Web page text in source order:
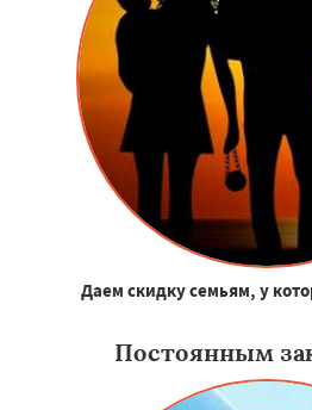
Даем скидку семьям, у
Постоянным